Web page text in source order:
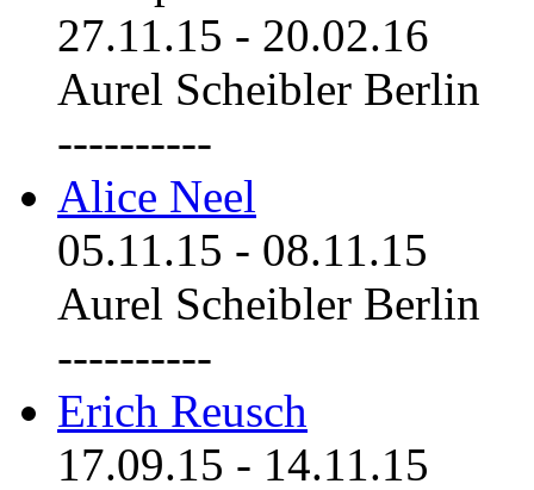
27.11.15 - 20.02.16
Aurel Scheibler Berlin
----------
Alice Neel
05.11.15 - 08.11.15
Aurel Scheibler Berlin
----------
Erich Reusch
17.09.15 - 14.11.15